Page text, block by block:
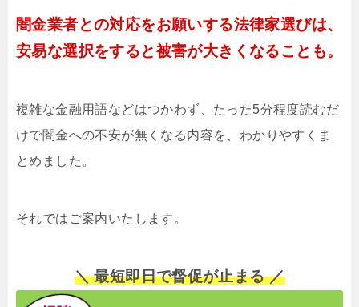
闇金業者との対応をお願いする法律家選びは、
安易な選択をすると被害が大きくなることも。
複雑な金融用語などはつかわず、たった5分程度読むだ
けで闇金への不安が無くなる内容を、わかりやすくま
とめました。
それではご案内いたします。
＼ 最短即日で督促が止まる ／